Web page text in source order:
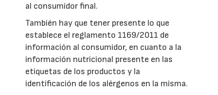
al consumidor final.
También hay que tener presente lo que
establece el reglamento 1169/2011 de
información al consumidor, en cuanto a la
información nutricional presente en las
etiquetas de los productos y la
identificación de los alérgenos en la misma.